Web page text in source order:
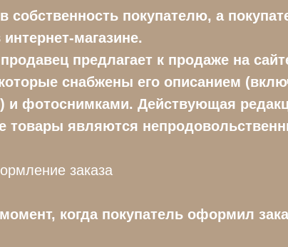
собственность покупателю, а
магазине.
предлагает к продаже на
снабжены его описанием
фотоснимками. Действующая
товары являются
заказа
когда покупатель оформил